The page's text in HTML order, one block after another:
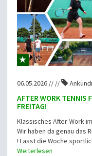
06.05.2026 // //
AFTER WORK TENNIS
FREITAG!
Klassisches After-Work
Wir haben da genau das
! Lasst die Woche
Weiterlesen